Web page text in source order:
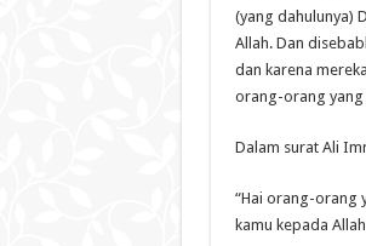
(yang dahulunya)
Allah. Dan
dan karena
orang-orang yang
Dalam surat Ali
“Hai orang-orang
kamu kepada